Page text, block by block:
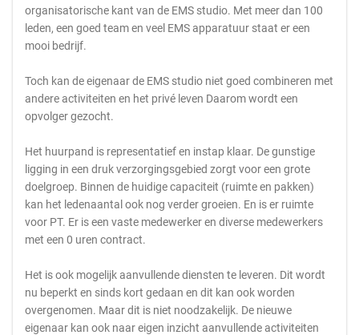
organisatorische kant van de EMS studio. Met meer dan 100
leden, een goed team en veel EMS apparatuur staat er een
mooi bedrijf.
Toch kan de eigenaar de EMS studio niet goed combineren met
andere activiteiten en het privé leven Daarom wordt een
opvolger gezocht.
Het huurpand is representatief en instap klaar. De gunstige
ligging in een druk verzorgingsgebied zorgt voor een grote
doelgroep. Binnen de huidige capaciteit (ruimte en pakken)
kan het ledenaantal ook nog verder groeien. En is er ruimte
voor PT. Er is een vaste medewerker en diverse medewerkers
met een 0 uren contract.
Het is ook mogelijk aanvullende diensten te leveren. Dit wordt
nu beperkt en sinds kort gedaan en dit kan ook worden
overgenomen. Maar dit is niet noodzakelijk. De nieuwe
eigenaar kan ook naar eigen inzicht aanvullende activiteiten